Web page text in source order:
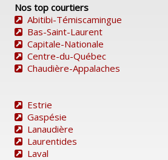
Nos top courtiers
Abitibi-Témiscamingue
Bas-Saint-Laurent
Capitale-Nationale
Centre-du-Québec
Chaudière-Appalaches
Estrie
Gaspésie
Lanaudière
Laurentides
Laval